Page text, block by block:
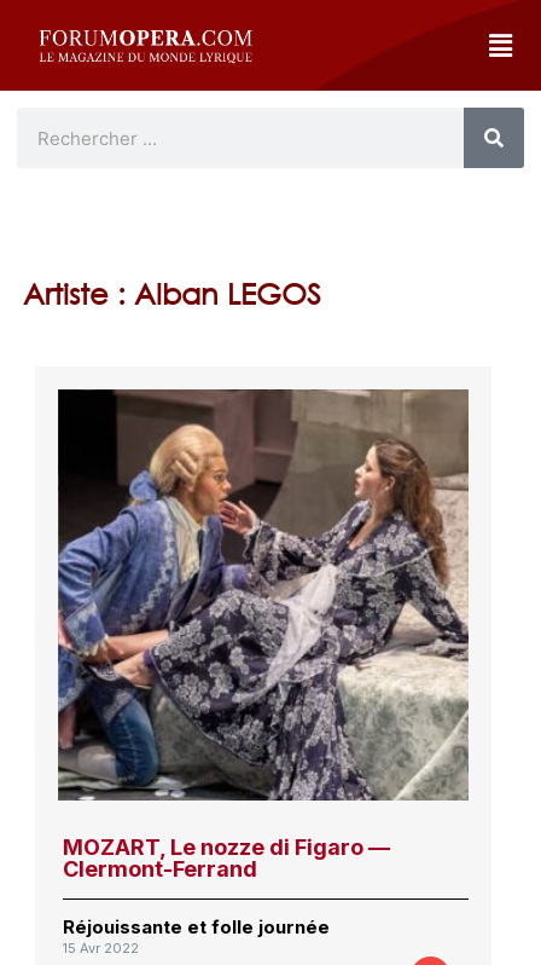
Artiste : Alban LEGOS
MOZART, Le nozze di Figaro —
Clermont-Ferrand
Réjouissante et folle journée
15 Avr 2022